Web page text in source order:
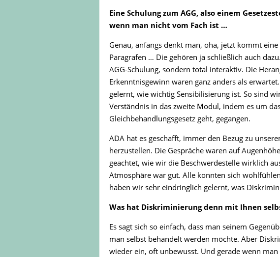
Eine Schulung zum AGG, also einem
wenn man nicht vom Fach ist …
Genau, anfangs denkt man, oha, jetzt kommt eine
Paragrafen … Die gehören ja schließlich auch
AGG-Schulung, sondern total interaktiv. Die
Erkenntnisgewinn waren ganz anders als
gelernt, wie wichtig Sensibilisierung ist. So sind
Verständnis in das zweite Modul, indem es um
Gleichbehandlungsgesetz geht, gegangen.
ADA hat es geschafft, immer den Bezug zu
herzustellen. Die Gespräche waren auf
geachtet, wie wir die Beschwerdestelle wirklich
Atmosphäre war gut. Alle konnten sich
haben wir sehr eindringlich gelernt, was
Was hat Diskriminierung denn mit Ihnen
Es sagt sich so einfach, dass man seinem
man selbst behandelt werden möchte. Aber
wieder ein, oft unbewusst. Und gerade wenn